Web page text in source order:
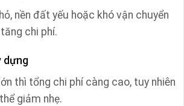
nền đất yếu hoặc khó vận chuyển
chi phí.
dựng
thì tổng chi phí càng cao, tuy nhiên
giảm nhẹ.